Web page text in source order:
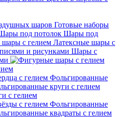
Готовые наборы
Шары под
Латексные шары с
Шары с
Фольгированные
с гелием
Фольгированные